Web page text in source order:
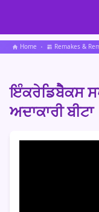
Home Remakes &
ਇੰਕਰੇਡਿਬੋੈਕਸ
ਅਦਾਕਾਰੀ ਬੀਟਾ